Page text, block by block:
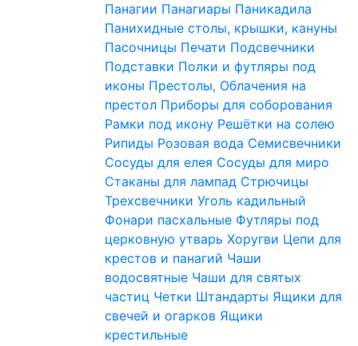
Панагии Панагиары Паникадила
Панихидные столы, крышки, кануны
Пасочницы Печати Подсвечники
Подставки Полки и футляры под
иконы Престолы, Облачения на
престол Приборы для соборования
Рамки под икону Решётки на солею
Рипиды Розовая вода Семисвечники
Сосуды для елея Сосуды для миро
Стаканы для лампад Стрючицы
Трехсвечники Уголь кадильный
Фонари пасхальные Футляры под
церковную утварь Хоругви Цепи для
крестов и панагий Чаши
водосвятные Чаши для святых
частиц Четки Штандарты Ящики для
свечей и огарков Ящики
крестильные